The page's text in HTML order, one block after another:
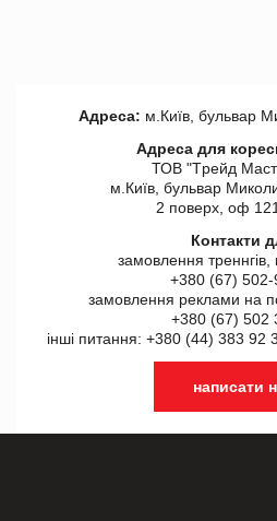
Адреса: м.Київ, бульвар
Адреса для
ТОВ "Tрейд
м.Київ, бульвар
2 поверх, оф
Контакти
замовлення
+380 (67) 502-
замовлення реклами на
+380 (67) 502
інші питання: +380 (44) 383 92
написати